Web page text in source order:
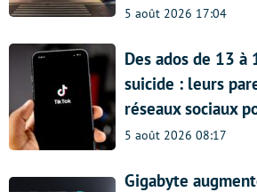
5 août 2026 17:04
Des ados de 13 à
suicide : leurs
réseaux sociaux
5 août 2026 08:17
Gigabyte